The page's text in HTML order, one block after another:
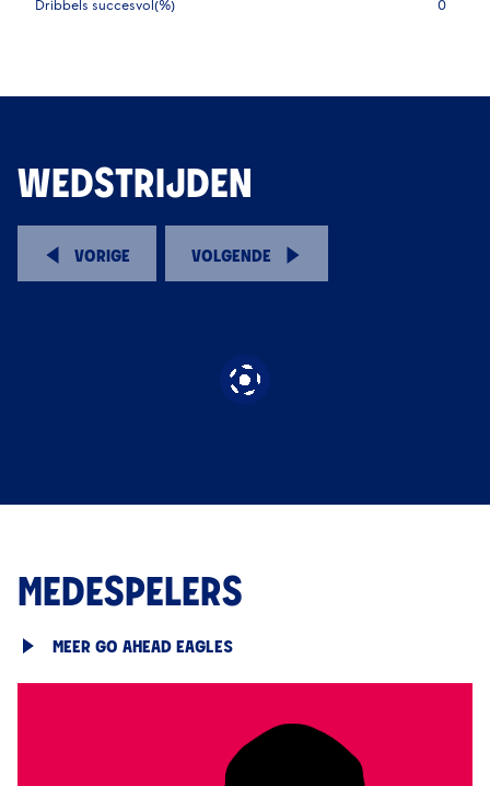
Dribbels succesvol(%) 0
WEDSTRIJDEN
VORIGE VOLGENDE
MEDESPELERS
MEER GO AHEAD EAGLES